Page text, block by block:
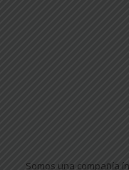
Somos una compañía